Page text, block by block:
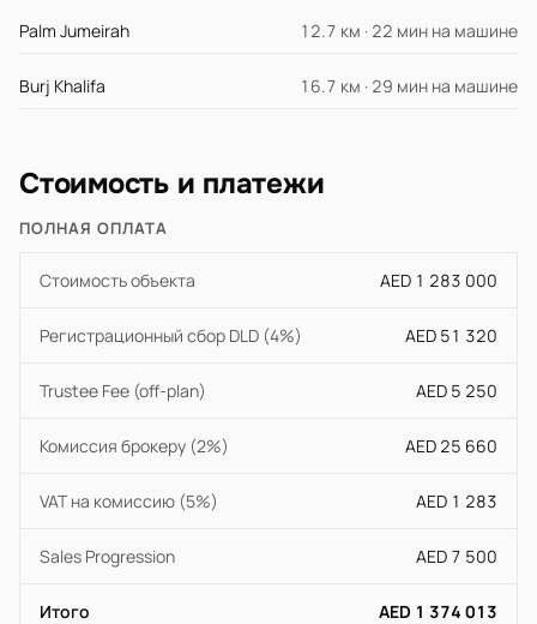
Palm Jumeirah 12.7 км · 22 мин на машине
Burj Khalifa 16.7 км · 29 мин на машине
Стоимость и платежи
ПОЛНАЯ ОПЛАТА
Стоимость объекта AED 1 283 000
Регистрационный сбор DLD (4%) AED 51 320
Trustee Fee (off-plan) AED 5 250
Комиссия брокеру (2%) AED 25 660
VAT на комиссию (5%) AED 1 283
Sales Progression AED 7 500
Итого AED 1 374 013